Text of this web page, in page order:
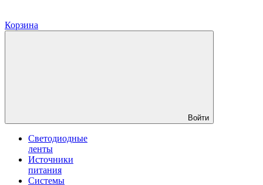
Корзина
Войти
Светодиодные
ленты
Источники
питания
Системы